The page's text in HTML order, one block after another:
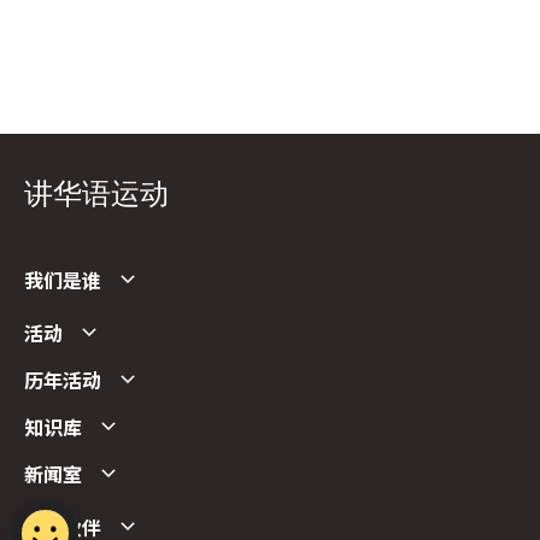
讲华语运动
我们是谁
活动
历年活动
知识库
新闻室
合作伙伴